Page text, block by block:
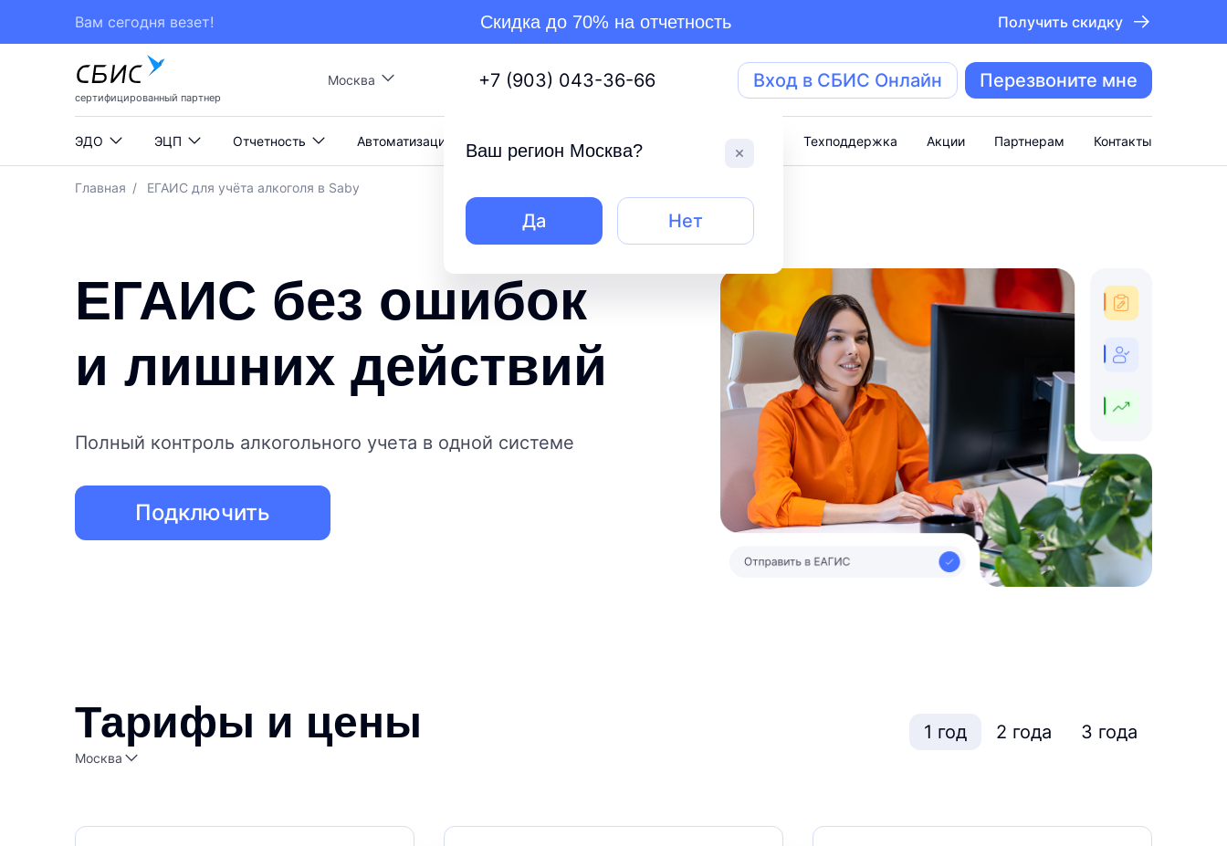
Вам сегодня везет! Скидка до 70% на отчетность Получить скидку
сертифицированный партнер
Москва +7 (903) 043-36-66 Вход в СБИС Онлайн Перезвоните мне
ЭДО ЭЦП Отчетность Автоматизация бизнеса Торги Техподдержка Акции Партнерам Контакты
Главная / ЕГАИС для учёта алкоголя в Saby
ЕГАИС без ошибок
и лишних действий
Полный контроль алкогольного учета в одной системе
Подключить
Тарифы и цены
Москва
1 год 2 года 3 года
Ваш регион Москва?
Да Нет